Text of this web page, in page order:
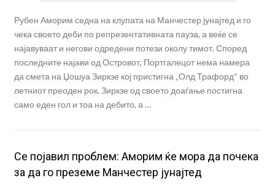
Рубен Аморим седна на клупата на Манчестер јунајтед и го
чека своето деби по репрезентативната пауза, а веќе се
најавуваат и негови одредени потези околу тимот. Според
последните најави од Островот, Портгалецот нема намера
да смета на Џошуа Зиркзе кој пристигна „Олд Трафорд“ во
летниот преоден рок. Зиркзе од своето доаѓање постигна
само еден гол и тоа на дебито, а …
Се појавил проблем: Аморим ќе мора да почека
за да го преземе Манчестер јунајтед